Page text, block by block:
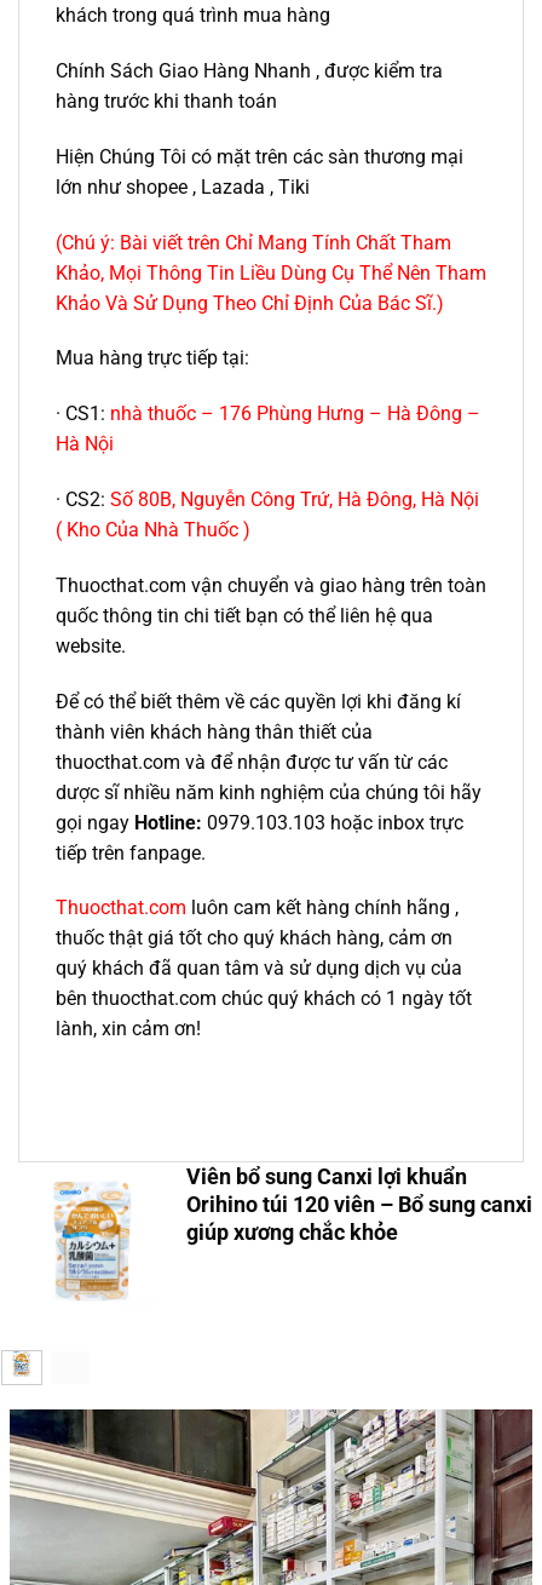
khách trong quá trình mua hàng
Chính Sách Giao Hàng Nhanh , được kiểm tra
hàng trước khi thanh toán
Hiện Chúng Tôi có mặt trên các sàn thương mại
lớn như shopee , Lazada , Tiki
(Chú ý: Bài viết trên Chỉ Mang Tính Chất Tham
Khảo, Mọi Thông Tin Liều Dùng Cụ Thể Nên Tham
Khảo Và Sử Dụng Theo Chỉ Định Của Bác Sĩ.)
Mua hàng trực tiếp tại:
· CS1: nhà thuốc – 176 Phùng Hưng – Hà Đông –
Hà Nội
· CS2: Số 80B, Nguyễn Công Trứ, Hà Đông, Hà Nội
( Kho Của Nhà Thuốc )
Thuocthat.com vận chuyển và giao hàng trên toàn
quốc thông tin chi tiết bạn có thể liên hệ qua
website.
Để có thể biết thêm về các quyền lợi khi đăng kí
thành viên khách hàng thân thiết của
thuocthat.com và để nhận được tư vấn từ các
dược sĩ nhiều năm kinh nghiệm của chúng tôi hãy
gọi ngay Hotline: 0979.103.103 hoặc inbox trực
tiếp trên fanpage.
Thuocthat.com luôn cam kết hàng chính hãng ,
thuốc thật giá tốt cho quý khách hàng, cảm ơn
quý khách đã quan tâm và sử dụng dịch vụ của
bên thuocthat.com chúc quý khách có 1 ngày tốt
lành, xin cảm ơn!
Viên bổ sung Canxi lợi khuẩn
Orihino túi 120 viên – Bổ sung canxi
giúp xương chắc khỏe